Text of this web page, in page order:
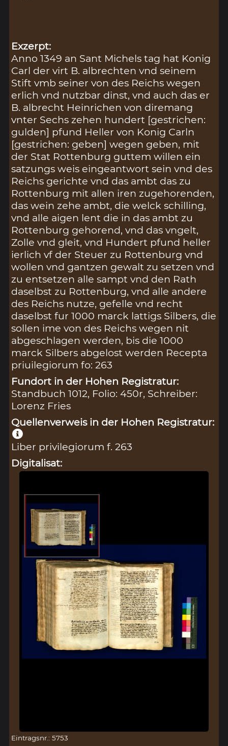
Exzerpt:
Anno 1349 an Sant Michels tag hat Konig
Carl der virt B. albrechten vnd seinem
Stift vmb seiner von des Reichs wegen
erlich vnd nutzbar dinst, vnd auch das er
B. albrecht Heinrichen von diremang
vnter Sechs zehen hundert [gestrichen:
gulden] pfund Heller von Konig Carln
[gestrichen: geben] wegen geben, mit
der Stat Rottenburg guttem willen ein
satzungs weis eingeantwort sein vnd des
Reichs gerichte vnd das ambt das zu
Rottenburg mit allen iren zugehorenden,
das wein zehe ambt, die welck schilling,
vnd alle aigen lent die in das ambt zu
Rottenburg gehorend, vnd das vngelt,
Zolle vnd gleit, vnd Hundert pfund heller
ierlich vf der Steuer zu Rottenburg vnd
wollen vnd gantzen gewalt zu setzen vnd
zu entsetzen alle sampt vnd den Rath
daselbst zu Rottenburg, vnd alle andere
des Reichs nutze, gefelle vnd recht
daselbst fur 1000 marck lattigs Silbers, die
sollen ime von des Reichs wegen nit
abgeschlagen werden, bis die 1000
marck Silbers abgelost werden Recepta
priuilegiorum fo: 263
Fundort in der Hohen Registratur:
Standbuch 1012, Folio: 450r, Schreiber:
Lorenz Fries
Quellenverweis in der Hohen Registratur:
Liber privilegiorum f. 263
Digitalisat:
Eintragsnr.: 5753